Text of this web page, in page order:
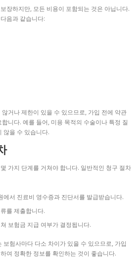
장하지만, 모든 비용이 포함되는 것은 아닙니다.
음과 같습니다:
거나 제한이 있을 수 있으므로, 가입 전에 약관
니다. 예를 들어, 미용 목적의 수술이나 특정 질
않을 수 있습니다.
가지 단계를 거쳐야 합니다. 일반적인 청구 절차
에서 진료비 영수증과 진단서를 발급받습니다.
를 제출합니다.
보험금 지급 여부가 결정됩니다.
보험사마다 다소 차이가 있을 수 있으므로, 가입
여 정확한 정보를 확인하는 것이 좋습니다.